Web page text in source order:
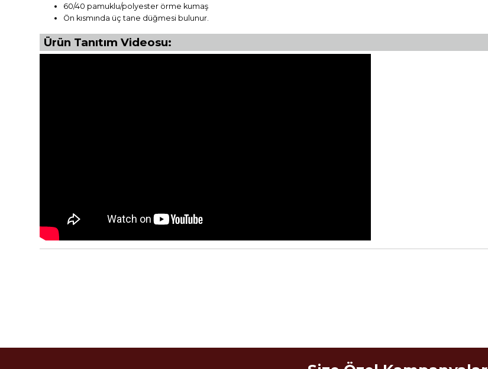
60/40 pamuklu/polyester örme kumaş
Ön kısmında üç tane düğmesi bulunur.
Ürün Tanıtım Videosu: